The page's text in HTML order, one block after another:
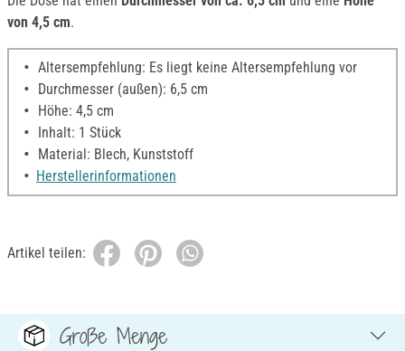
von 4,5 cm.
Altersempfehlung: Es liegt keine Altersempfehlung vor
Durchmesser (außen): 6,5 cm
Höhe: 4,5 cm
Inhalt: 1 Stück
Material: Blech, Kunststoff
Herstellerinformationen
Artikel teilen:
Große Menge